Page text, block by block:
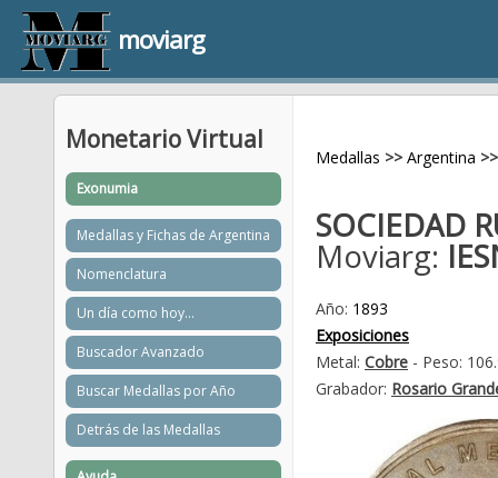
moviarg
Medallas >> Argentina >>
SOCIEDAD
Moviarg:
Año: 1893
Exposiciones
Metal: Cobre - Peso:
Grabador: Rosario
Monetario Virtual
Exonumia
Medallas y Fichas de Argentina
Nomenclatura
Un día como hoy...
Buscador Avanzado
Buscar Medallas por Año
Detrás de las Medallas